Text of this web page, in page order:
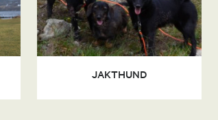
JAKTHUND